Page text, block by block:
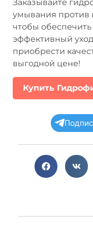
Заказывайте
умывания
чтобы
эффективный
приобрести
выгодной цене!
Купить